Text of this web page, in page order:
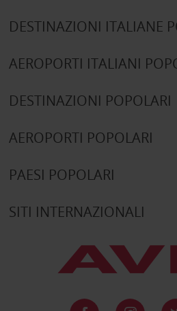
DESTINAZIONI ITALIANE
AEROPORTI ITALIANI
DESTINAZIONI POPOLARI
AEROPORTI POPOLARI
PAESI POPOLARI
SITI INTERNAZIONALI